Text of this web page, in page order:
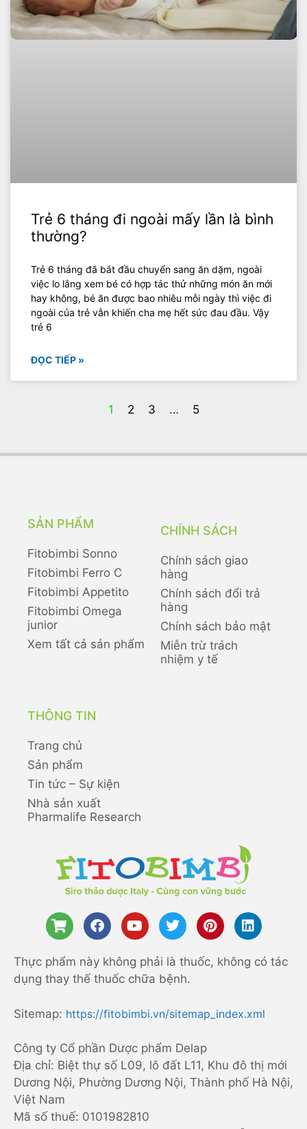
Trẻ 6 tháng đi ngoài mấy lần là bình
thường?
Trẻ 6 tháng đã bắt đầu chuyển sang ăn dặm, ngoài
việc lo lắng xem bé có hợp tác thử những món ăn mới
hay không, bé ăn được bao nhiêu mỗi ngày thì việc đi
ngoài của trẻ vẫn khiến cha mẹ hết sức đau đầu. Vậy
trẻ 6
ĐỌC TIẾP »
1 2 3 … 5
SẢN PHẨM
Fitobimbi Sonno
Fitobimbi Ferro C
Fitobimbi Appetito
Fitobimbi Omega
junior
Xem tất cả sản phẩm
CHÍNH SÁCH
Chính sách giao
hàng
Chính sách đổi trả
hàng
Chính sách bảo mật
Miễn trừ trách
nhiệm y tế
THÔNG TIN
Trang chủ
Sản phẩm
Tin tức – Sự kiện
Nhà sản xuất
Pharmalife Research
Thực phẩm này không phải là thuốc, không có tác
dụng thay thế thuốc chữa bệnh.
Sitemap: https://fitobimbi.vn/sitemap_index.xml
Công ty Cổ phần Dược phẩm Delap
Địa chỉ: Biệt thự số L09, lô đất L11, Khu đô thị mới
Dương Nội, Phường Dương Nội, Thành phố Hà Nội,
Việt Nam
Mã số thuế: 0101982810